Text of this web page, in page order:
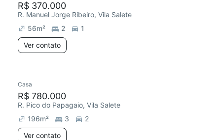
R$ 370.000
R. Manuel Jorge Ribeiro, Vila Salete
56m² 2
1
Ver contato
Casa
R$ 780.000
R. Pico do Papagaio, Vila Salete
196m² 3
2
Ver contato